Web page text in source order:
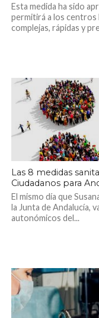
Esta medida ha sido
permitirá a los centros
complejas, rápidas y
Las 8 medidas
Ciudadanos para
El mismo día que
la Junta de Andalucía,
autonómicos del...